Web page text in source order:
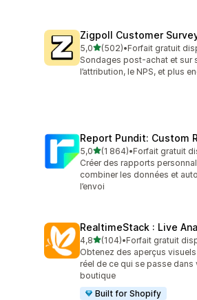
Zigpoll Customer
5,0étoile(s) sur 5
(502)
502 avis au total
•Forfait gratuit
Sondages post-achat et sur
l’attribution, le NPS, et plus
Report Pundit: Custom
5,0étoile(s) sur 5
(1 864)
1864 avis au total
•Forfait gratuit
Créer des rapports
combiner les données et
l’envoi
RealtimeStack : Live
4,8étoile(s) sur 5
(104)
104 avis au total
•Forfait gratuit
Obtenez des aperçus
réel de ce qui se passe dans
boutique
Built for Shopify